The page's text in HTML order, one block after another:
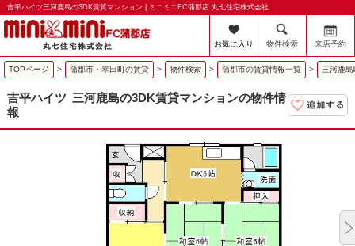
吉平ハイツ三河鹿島の3DK賃貸マンション | ミニミニFC蒲郡店 丸七住宅株式会社
お気に入り 物件検索 来店予約
TOPページ > 蒲郡市・幸田町の賃貸 > 物件検索 > 蒲郡市の賃貸情報一覧 > 三河鹿
吉平ハイツ 三河鹿島の3DK賃貸マンションの物件情
報